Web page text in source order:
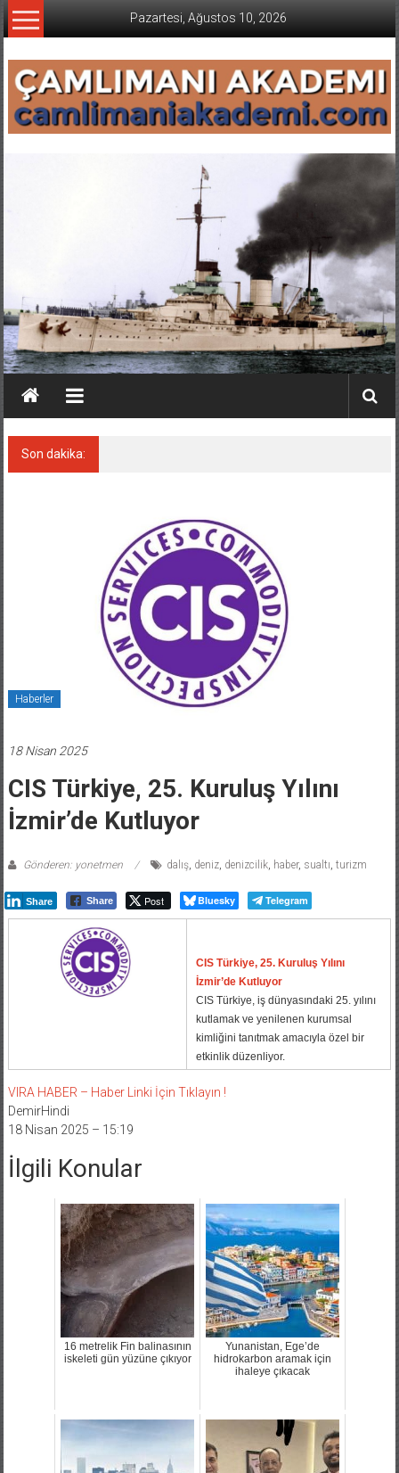
İçeriğe
geç
Pazartesi, Ağustos 10, 2026
Son dakika:
Haberler
18 Nisan 2025
CIS Türkiye, 25. Kuruluş Yılını
İzmir’de Kutluyor
Gönderen: yonetmen dalış, deniz, denizcilik, haber, sualtı turizm
Share Share Post Bluesky Telegram
CIS Türkiye, 25. Kuruluş Yılını
İzmir’de Kutluyor
CIS Türkiye, iş dünyasındaki 25. yılını
kutlamak ve yenilenen kurumsal
kimliğini tanıtmak amacıyla özel bir
etkinlik düzenliyor.
VIRA HABER – Haber Linki İçin Tıklayın !
DemirHindi
18 Nisan 2025 – 15:19
İlgili Konular
16 metrelik Fin balinasının
iskeleti gün yüzüne çıkıyor
Yunanistan, Ege’de
hidrokarbon aramak için
ihaleye çıkacak